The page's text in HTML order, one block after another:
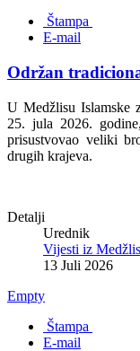
Štampa
E-mail
Održan
U Medžlisu Islamske
25. jula 2026.
prisustvovao veliki
drugih krajeva.
Detalji
Urednik
Vijesti iz
13 Juli 2026
Empty
Štampa
E-mail